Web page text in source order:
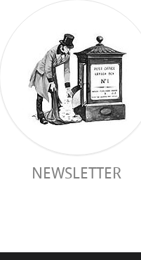
NEWSLETTER